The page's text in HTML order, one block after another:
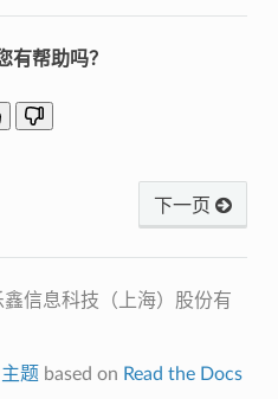
有帮助吗？
下一页
信息科技（上海）股份有
主题 based on Read the Docs